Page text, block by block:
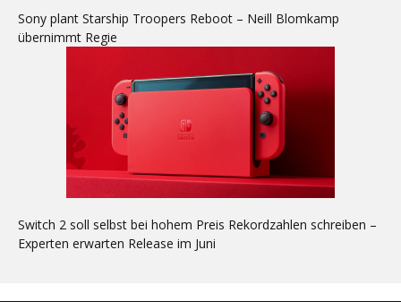
Sony plant Starship Troopers Reboot – Neill Blomkamp
übernimmt Regie
Switch 2 soll selbst bei hohem Preis Rekordzahlen schreiben –
Experten erwarten Release im Juni